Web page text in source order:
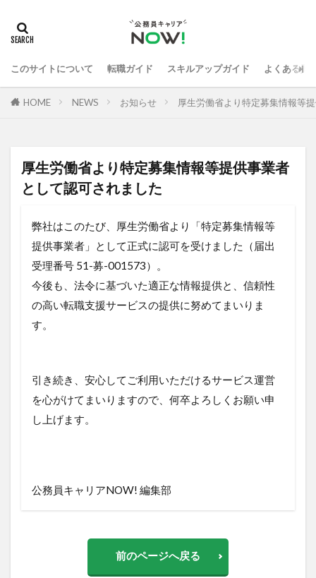
このサイトについて 転職ガイド スキルアップガイド よくある質
HOME NEWS お知らせ 厚生労働省より特定募集情報等
厚生労働省より特定募集情報等提供事業者
として認可されました
弊社はこのたび、厚生労働省より「特定募集情報等
提供事業者」として正式に認可を受けました（届出
受理番号 51-募-001573）。
今後も、法令に基づいた適正な情報提供と、信頼性
の高い転職支援サービスの提供に努めてまいりま
す。
引き続き、安心してご利用いただけるサービス運営
を心がけてまいりますので、何卒よろしくお願い申
し上げます。
公務員キャリアNOW! 編集部
前のページへ戻る